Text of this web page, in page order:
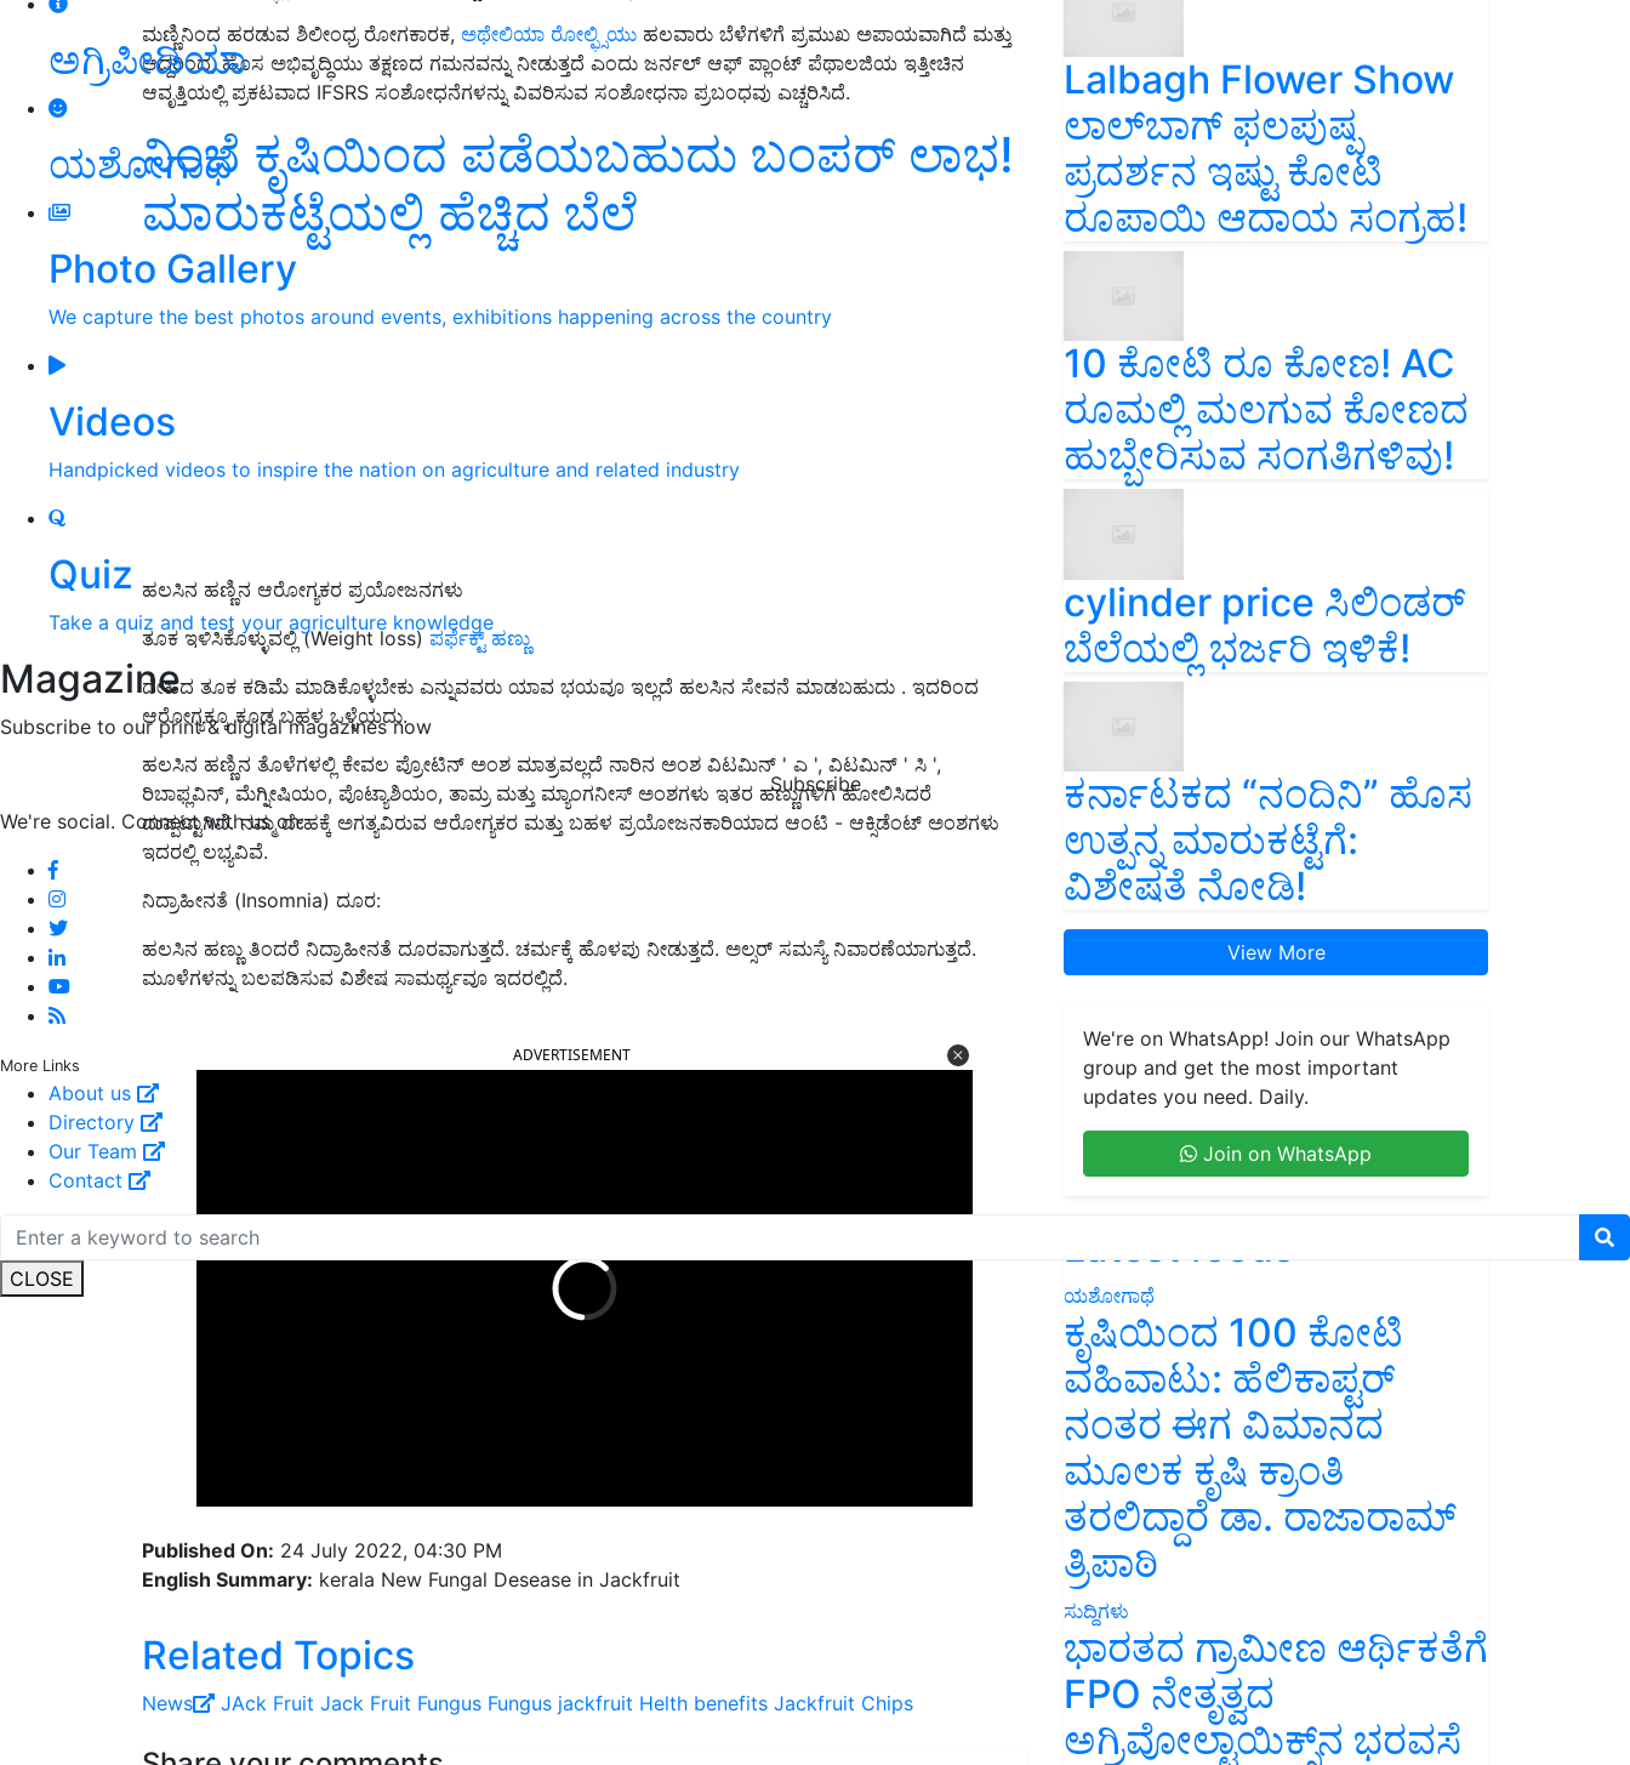
ಅಗ್ರಿಪೀಡಿಯಾ
ಯಶೋಗಾಥೆ
Photo Gallery
We capture the best photos around events, exhibitions happening across the country
Videos
Handpicked videos to inspire the nation on agriculture and related industry
Quiz
Take a quiz and test your agriculture knowledge
Magazine
Subscribe to our print & digital magazines now
Subscribe
We're social. Connect with us on:
More Links
About us
Directory
Our Team
Contact
CLOSE
ಮಣ್ಣಿನಿಂದ ಹರಡುವ ಶಿಲೀಂಧ್ರ ರೋಗಕಾರಕ, ಅಥೇಲಿಯಾ ರೋಲ್ಫ್ಸಿಯು ಹಲವಾರು ಬೆಳೆಗಳಿಗೆ ಪ್ರಮುಖ ಅಪಾಯವಾಗಿದೆ ಮತ್ತು
ಆದ್ದರಿಂದ, ಹೊಸ ಅಭಿವೃದ್ಧಿಯು ತಕ್ಷಣದ ಗಮನವನ್ನು ನೀಡುತ್ತದೆ ಎಂದು ಜರ್ನಲ್ ಆಫ್ ಪ್ಲಾಂಟ್ ಪೆಥಾಲಜಿಯ ಇತ್ತೀಚಿನ
ಆವೃತ್ತಿಯಲ್ಲಿ ಪ್ರಕಟವಾದ IFSRS ಸಂಶೋಧನೆಗಳನ್ನು ವಿವರಿಸುವ ಸಂಶೋಧನಾ ಪ್ರಬಂಧವು ಎಚ್ಚರಿಸಿದೆ.
ನಿಂಬೆ ಕೃಷಿಯಿಂದ ಪಡೆಯಬಹುದು ಬಂಪರ್ ಲಾಭ!
ಮಾರುಕಟ್ಟೆಯಲ್ಲಿ ಹೆಚ್ಚಿದ ಬೆಲೆ
ಹಲಸಿನ ಹಣ್ಣಿನ ಆರೋಗ್ಯಕರ ಪ್ರಯೋಜನಗಳು
ತೂಕ ಇಳಿಸಿಕೊಳ್ಳುವಲ್ಲಿ (Weight loss) ಪರ್ಫೆಕ್ಟ್ ಹಣ್ಣು
ದೇಹದ ತೂಕ ಕಡಿಮೆ ಮಾಡಿಕೊಳ್ಳಬೇಕು ಎನ್ನುವವರು ಯಾವ ಭಯವೂ ಇಲ್ಲದೆ ಹಲಸಿನ ಸೇವನೆ ಮಾಡಬಹುದು . ಇದರಿಂದ
ಆರೋಗ್ಯಕ್ಕೂ ಕೂಡ ಬಹಳ ಒಳ್ಳೆಯದು.
ಹಲಸಿನ ಹಣ್ಣಿನ ತೊಳೆಗಳಲ್ಲಿ ಕೇವಲ ಪ್ರೋಟಿನ್ ಅಂಶ ಮಾತ್ರವಲ್ಲದೆ ನಾರಿನ ಅಂಶ ವಿಟಮಿನ್ ' ಎ ', ವಿಟಮಿನ್ ' ಸಿ ',
ರಿಬಾಫ್ಲವಿನ್, ಮೆಗ್ನೀಷಿಯಂ, ಪೊಟ್ಯಾಶಿಯಂ, ತಾಮ್ರ ಮತ್ತು ಮ್ಯಾಂಗನೀಸ್ ಅಂಶಗಳು ಇತರ ಹಣ್ಣುಗಳಿಗೆ ಹೋಲಿಸಿದರೆ
ದುಪ್ಪಟ್ಟಾಗಿವೆ. ನಮ್ಮ ದೇಹಕ್ಕೆ ಅಗತ್ಯವಿರುವ ಆರೋಗ್ಯಕರ ಮತ್ತು ಬಹಳ ಪ್ರಯೋಜನಕಾರಿಯಾದ ಆಂಟಿ - ಆಕ್ಸಿಡೆಂಟ್ ಅಂಶಗಳು
ಇದರಲ್ಲಿ ಲಭ್ಯವಿವೆ.
ನಿದ್ರಾಹೀನತೆ (Insomnia) ದೂರ:
ಹಲಸಿನ ಹಣ್ಣು ತಿಂದರೆ ನಿದ್ರಾಹೀನತೆ ದೂರವಾಗುತ್ತದೆ. ಚರ್ಮಕ್ಕೆ ಹೊಳಪು ನೀಡುತ್ತದೆ. ಅಲ್ಸರ್ ಸಮಸ್ಯೆ ನಿವಾರಣೆಯಾಗುತ್ತದೆ.
ಮೂಳೆಗಳನ್ನು ಬಲಪಡಿಸುವ ವಿಶೇಷ ಸಾಮರ್ಥ್ಯವೂ ಇದರಲ್ಲಿದೆ.
English Summary:kerala New Fungal Desease in Jackfruit
Related Topics
News JAck Fruit Jack Fruit Fungus
Lalbagh Flower Show
ಲಾಲ್‌ಬಾಗ್ ಫಲಪುಷ್ಪ
ಪ್ರದರ್ಶನ ಇಷ್ಟು ಕೋಟಿ
ರೂಪಾಯಿ ಆದಾಯ ಸಂಗ್ರಹ!
10 ಕೋಟಿ ರೂ ಕೋಣ! AC
ರೂಮಲ್ಲಿ ಮಲಗುವ ಕೋಣದ
ಹುಬ್ಬೇರಿಸುವ ಸಂಗತಿಗಳಿವು!
cylinder price ಸಿಲಿಂಡರ್‌
ಬೆಲೆಯಲ್ಲಿ ಭರ್ಜರಿ ಇಳಿಕೆ!
ಕರ್ನಾಟಕದ “ನಂದಿನಿ” ಹೊಸ
ಉತ್ಪನ್ನ ಮಾರುಕಟ್ಟೆಗೆ:
ವಿಶೇಷತೆ ನೋಡಿ!
View More
We're on WhatsApp! Join our WhatsApp
group and get the most important
updates you need. Daily.
Join on WhatsApp
Latest feeds
ಯಶೋಗಾಥೆ
ಕೃಷಿಯಿಂದ 100 ಕೋಟಿ
ವಹಿವಾಟು: ಹೆಲಿಕಾಪ್ಟರ್
ನಂತರ ಈಗ ವಿಮಾನದ
ಮೂಲಕ ಕೃಷಿ ಕ್ರಾಂತಿ
ತರಲಿದ್ದಾರೆ ಡಾ. ರಾಜಾರಾಮ್
ತ್ರಿಪಾಠಿ
ಸುದ್ದಿಗಳು
ಭಾರತದ ಗ್ರಾಮೀಣ ಆರ್ಥಿಕತೆಗೆ
FPO ನೇತೃತ್ವದ
ಅಗ್ರಿವೋಲ್ಟಾಯಿಕ್ಸ್‌ನ ಭರವಸೆ